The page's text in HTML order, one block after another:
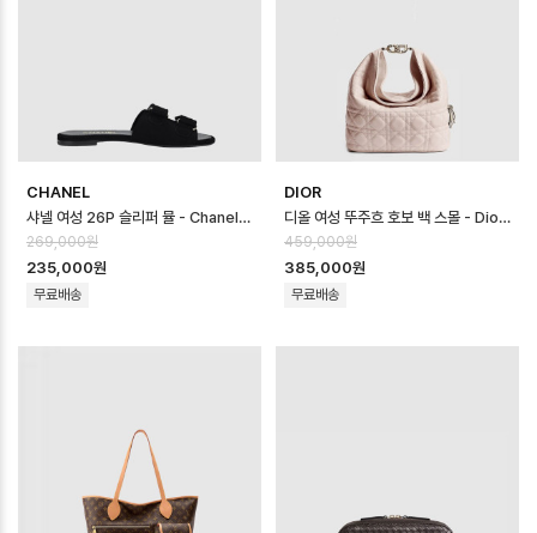
CHANEL
샤넬 여성 26P 슬리퍼 뮬 - Chanel Womens 26P Slipper Mule -…
269,000원
235,000원
무료배송
DIOR
디올 여성 뚜주흐 호보 백 스몰 - Dior Womens Toujours Hobo Bag …
459,000원
385,000원
무료배송